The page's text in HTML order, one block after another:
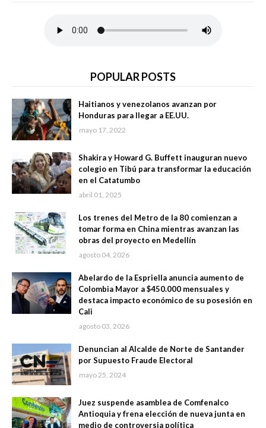
POPULAR POSTS
Haitianos y venezolanos avanzan por
Honduras para llegar a EE.UU.
mayo 17, 2022
Shakira y Howard G. Buffett inauguran nuevo
colegio en Tibú para transformar la educación
en el Catatumbo
abril 01, 2025
Los trenes del Metro de la 80 comienzan a
tomar forma en China mientras avanzan las
obras del proyecto en Medellín
agosto 04, 2026
Abelardo de la Espriella anuncia aumento de
Colombia Mayor a $450.000 mensuales y
destaca impacto económico de su posesión en
Cali
agosto 03, 2026
Denuncian al Alcalde de Norte de Santander
por Supuesto Fraude Electoral
mayo 25, 2024
Juez suspende asamblea de Comfenalco
Antioquia y frena elección de nueva junta en
medio de controversia política